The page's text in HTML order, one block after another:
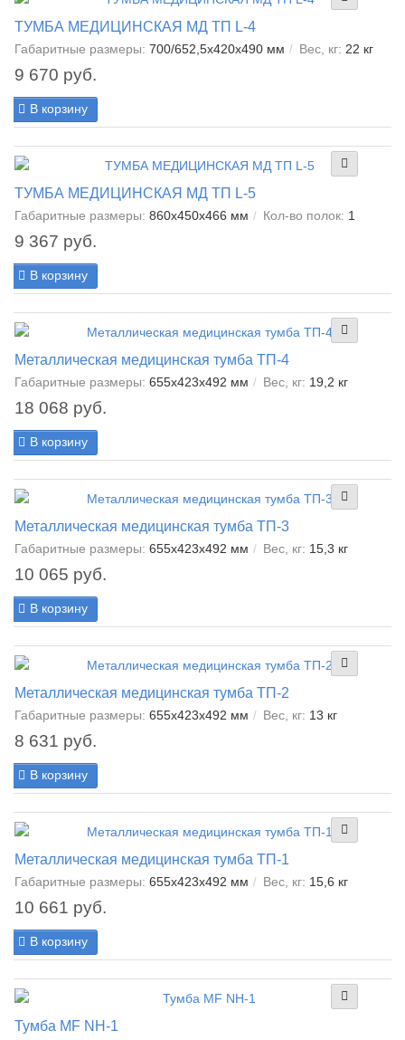
ТУМБА МЕДИЦИНСКАЯ МД ТП L-4
Габаритные размеры: 700/652,5x420x490 мм Вес, кг: 22 кг
9 670 руб.
В корзину
ТУМБА МЕДИЦИНСКАЯ МД ТП L-5
Габаритные размеры: 860x450x466 мм Кол-во полок: 1
9 367 руб.
В корзину
Металлическая медицинская тумба ТП-4
Габаритные размеры: 655х423х492 мм Вес, кг: 19,2 кг
18 068 руб.
В корзину
Металлическая медицинская тумба ТП-3
Габаритные размеры: 655х423х492 мм Вес, кг: 15,3 кг
10 065 руб.
В корзину
Металлическая медицинская тумба ТП-2
Габаритные размеры: 655х423х492 мм Вес, кг: 13 кг
8 631 руб.
В корзину
Металлическая медицинская тумба ТП-1
Габаритные размеры: 655х423х492 мм Вес, кг: 15,6 кг
10 661 руб.
В корзину
Тумба МF NH-1